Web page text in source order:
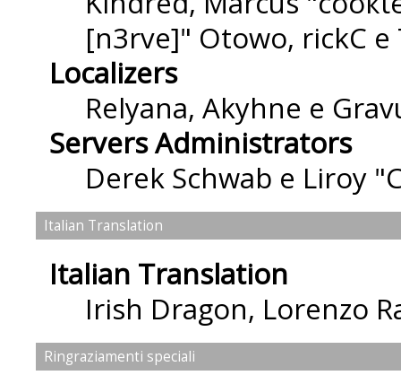
[n3rve]" Otowo, rickC e
Localizers
Relyana, Akyhne e
Servers Administrators
Derek Schwab e Liroy
Italian Translation
Italian Translation
Irish Dragon, Lorenzo
Ringraziamenti speciali